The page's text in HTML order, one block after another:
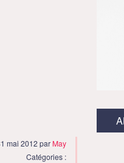
mai 2012 par May
Catégories :